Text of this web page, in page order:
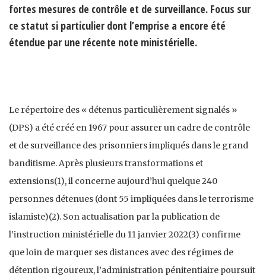
fortes mesures de contrôle et de surveillance. Focus sur
ce statut si particulier dont l’emprise a encore été
étendue par une récente note ministérielle.
Le répertoire des « détenus particulièrement signalés »
(DPS) a été créé en 1967 pour assurer un cadre de contrôle
et de surveillance des prisonniers impliqués dans le grand
banditisme. Après plusieurs transformations et
extensions(1), il concerne aujourd’hui quelque 240
personnes détenues (dont 55 impliquées dans le terrorisme
islamiste)(2). Son actualisation par la publication de
l’instruction ministérielle du 11 janvier 2022(3) confirme
que loin de marquer ses distances avec des régimes de
détention rigoureux, l’administration pénitentiaire poursuit